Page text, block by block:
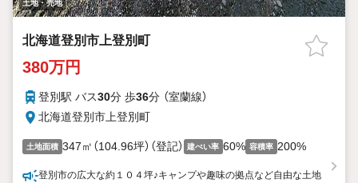
土地・売地
北海道登別市上登別町
380万円
登別駅 バス30分 歩36分 （室蘭線）
北海道登別市上登別町
土地面積 347㎡（104.96坪）（登記） 建ぺい率 60% 容積率 200%
登別市の広大な約１０４坪♪キャンプや趣味の拠点など自由な土地